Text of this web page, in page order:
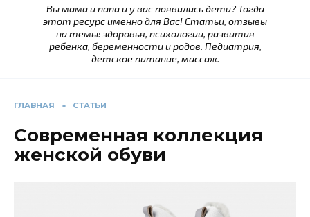
Вы мама и папа и у вас появились дети? Тогда
этот ресурс именно для Вас! Статьи, отзывы
на темы: здоровья, психологии, развития
ребенка, беременности и родов. Педиатрия,
детское питание, массаж.
ГЛАВНАЯ » СТАТЬИ
Современная коллекция
женской обуви